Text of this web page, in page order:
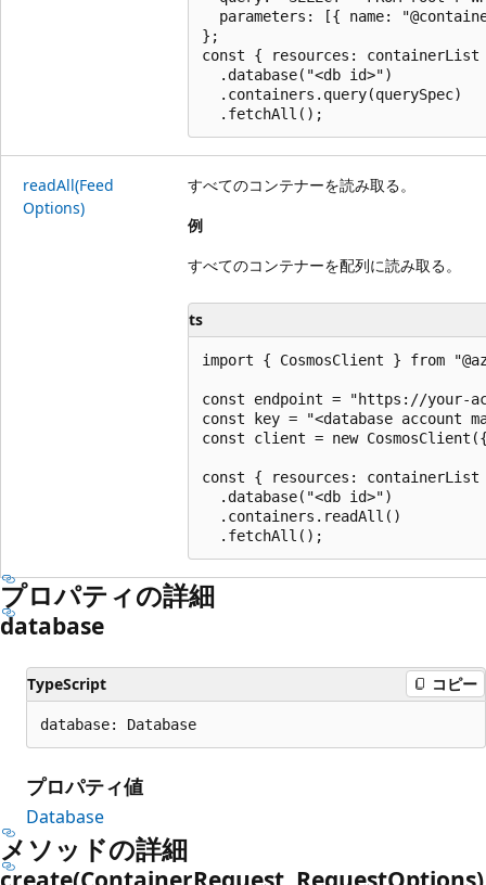
parameters: [{ name:
};
const { resources:
  .database("<db id>")
  .containers.query(querySpec)
readAll(Feed
Options)
すべてのコンテナーを読み取る。
例
すべてのコンテナーを配列に読み取る。
ts
import { CosmosClient } from
const endpoint = "https://your-
const key = "<database account
const client = new
const { resources:
  .database("<db id>")
  .containers.readAll()
プロパティの詳細
database
TypeScript コピー
database: Database
プロパティ値
Database
メソッドの詳細